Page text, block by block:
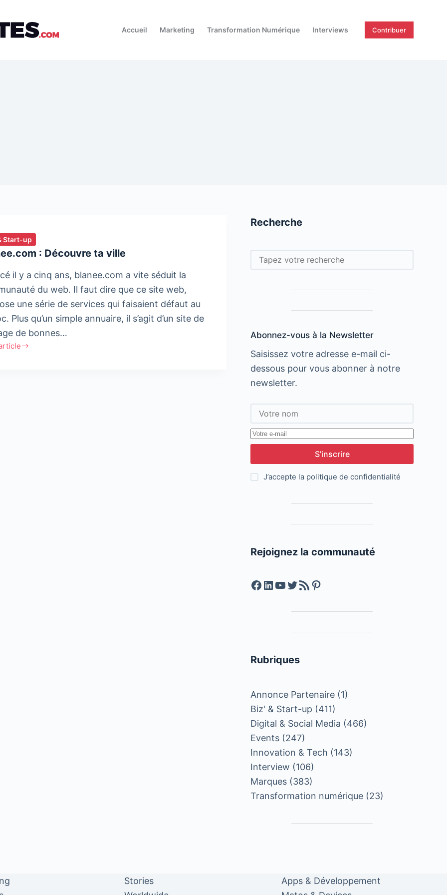
Accueil Marketing Transformation Numérique Interviews Contribuer
Start-up
: Découvre ta ville
il y a cinq ans, blanee.com a vite séduit la
du web. Il faut dire que ce site web,
une série de services qui faisaient défaut au
Plus qu’un simple annuaire, il s’agit d’un site de
de bonnes…
Recherche
Rechercher
Abonnez-vous à la Newsletter
Saisissez votre adresse e-mail ci-
dessous pour vous abonner à notre
newsletter.
S’inscrire
J’accepte la politique de confidentialité
Rejoignez la communauté
Facebook
LinkedIn
YouTube
Twitter
Feed RSSPinterest
Rubriques
Annonce Partenaire (1)
Biz' & Start-up (411)
Digital & Social Media (466)
Events (247)
Innovation & Tech (143)
Interview (106)
Marques (383)
Transformation numérique (23)
Stories
Apps & Développement